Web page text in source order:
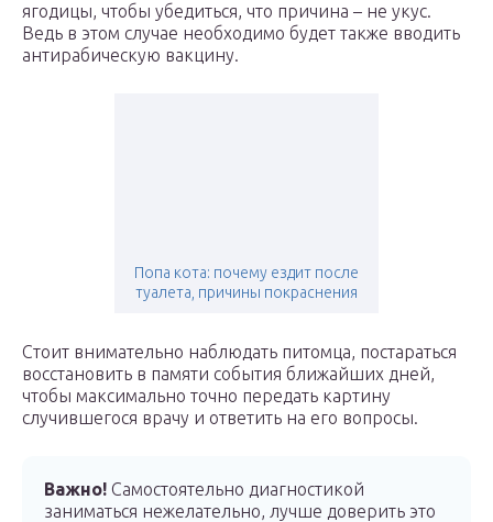
ягодицы, чтобы убедиться, что причина – не укус.
Ведь в этом случае необходимо будет также вводить
антирабическую вакцину.
Попа кота: почему ездит после
туалета, причины покраснения
Стоит внимательно наблюдать питомца, постараться
восстановить в памяти события ближайших дней,
чтобы максимально точно передать картину
случившегося врачу и ответить на его вопросы.
Важно! Самостоятельно диагностикой
заниматься нежелательно, лучше доверить это